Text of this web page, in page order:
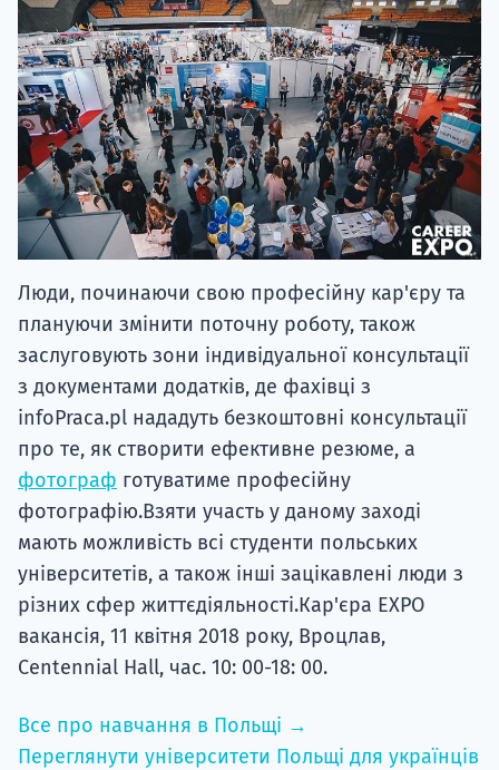
Люди, починаючи свою професійну кар'єру та
плануючи змінити поточну роботу, також
заслуговують зони індивідуальної консультації
з документами додатків, де фахівці з
infoPraca.pl нададуть безкоштовні консультації
про те, як створити ефективне резюме, а
фотограф готуватиме професійну
фотографію.Взяти участь у даному заході
мають можливість всі студенти польських
університетів, а також інші зацікавлені люди з
різних сфер життєдіяльності.Кар'єра EXPO
вакансія, 11 квітня 2018 року, Вроцлав,
Centennial Hall, час. 10: 00-18: 00.
Все про навчання в Польщі →
Переглянути університети Польщі для українців